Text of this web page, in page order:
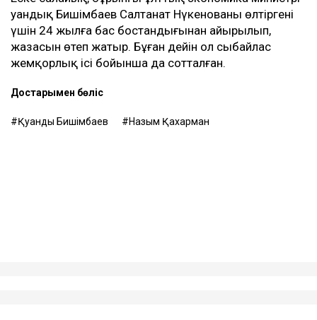
Қуандық Бишімбаев Салтанат Нүкенованы өлтіргені
үшін 24 жылға бас бостандығынан айырылып,
жазасын өтеп жатыр. Бұған дейін ол сыбайлас
жемқорлық ісі бойынша да сотталған.
Достарыңмен бөліс
Қуандық Бишімбаев Назым Қахарман